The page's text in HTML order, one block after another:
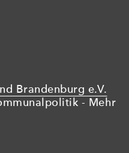
Brandenburg e.V.
- Mehr